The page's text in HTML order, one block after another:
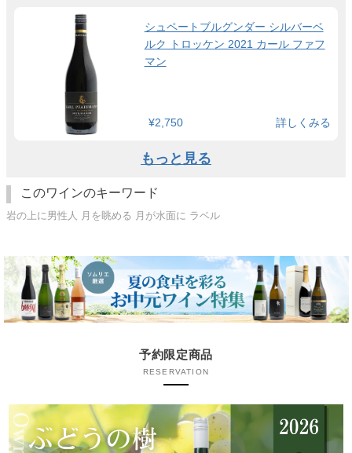
シュペートブルグンダー シルバーベ
ルク トロッケン 2021 カール ファフ
マン
¥2,750 詳しくみる
もっと見る
このワインのキーワード
岩の上に男性人 月を眺める 月が水面に ラベル
予約限定商品
RESERVATION